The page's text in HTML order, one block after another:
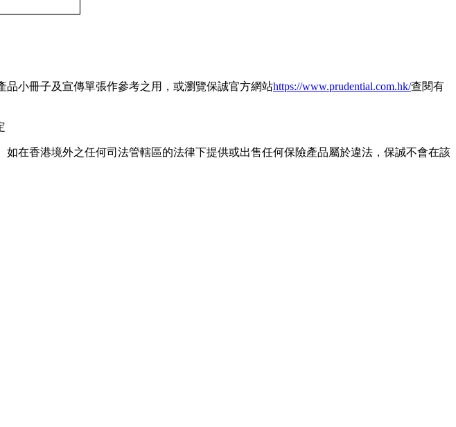
品小冊子及宣傳單張作參考之用，或瀏覽保誠官方網站https://www.prudential.com.hk/查閱有
在香港境外之任何司法管轄區的法律下提供或出售任何保險產品屬於違法，保誠不會在該